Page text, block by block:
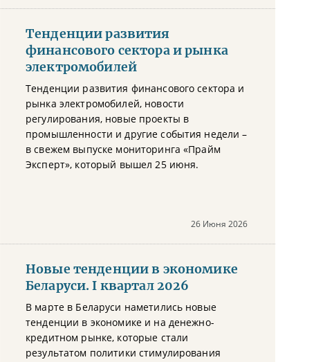
Тенденции развития
финансового сектора и рынка
электромобилей
Тенденции развития финансового сектора и
рынка электромобилей, новости
регулирования, новые проекты в
промышленности и другие события недели –
в свежем выпуске мониторинга «Прайм
Эксперт», который вышел 25 июня.
26 Июня 2026
Новые тенденции в экономике
Беларуси. I квартал 2026
В марте в Беларуси наметились новые
тенденции в экономике и на денежно-
кредитном рынке, которые стали
результатом политики стимулирования